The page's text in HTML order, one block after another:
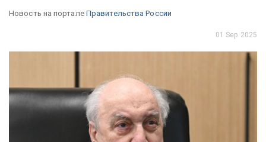
Новость на портале Правительства России
01 Sep 2025